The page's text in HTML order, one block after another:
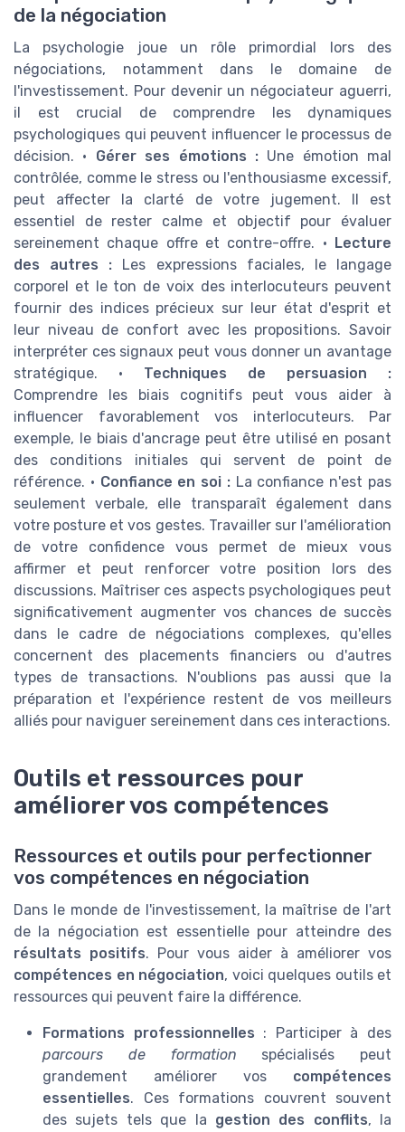
de la négociation
La psychologie joue un rôle primordial lors des
négociations, notamment dans le domaine de
l'investissement. Pour devenir un négociateur aguerri,
il est crucial de comprendre les dynamiques
psychologiques qui peuvent influencer le processus de
décision. • Gérer ses émotions :Une émotion mal
contrôlée, comme le stress ou l'enthousiasme excessif,
peut affecter la clarté de votre jugement. Il est
essentiel de rester calme et objectif pour évaluer
sereinement chaque offre et contre-offre. • Lecture
des autres : Les expressions faciales, le langage
corporel et le ton de voix des interlocuteurs peuvent
fournir des indices précieux sur leur état d'esprit et
leur niveau de confort avec les propositions. Savoir
interpréter ces signaux peut vous donner un avantage
stratégique. • Techniques de persuasion :
Comprendre les biais cognitifs peut vous aider à
influencer favorablement vos interlocuteurs. Par
exemple, le biais d'ancrage peut être utilisé en posant
des conditions initiales qui servent de point de
référence. • Confiance en soi :La confiance n'est pas
seulement verbale, elle transparaît également dans
votre posture et vos gestes. Travailler sur l'amélioration
de votre confidence vous permet de mieux vous
affirmer et peut renforcer votre position lors des
discussions. Maîtriser ces aspects psychologiques peut
significativement augmenter vos chances de succès
dans le cadre de négociations complexes, qu'elles
concernent des placements financiers ou d'autres
types de transactions. N'oublions pas aussi que la
préparation et l'expérience restent de vos meilleurs
alliés pour naviguer sereinement dans ces interactions.
Outils et ressources pour
améliorer vos compétences
Ressources et outils pour perfectionner
vos compétences en négociation
Dans le monde de l'investissement, la maîtrise de l'art
de la négociation est essentielle pour atteindre des
résultats positifs. Pour vous aider à améliorer vos
compétences en négociation, voici quelques outils et
ressources qui peuvent faire la différence.
Formations professionnelles : Participer à des
parcours de formation spécialisés peut
grandement améliorer vos compétences
essentielles. Ces formations couvrent souvent
des sujets tels que la gestion des conflits, la